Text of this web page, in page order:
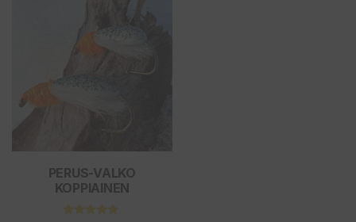
PERUS-VALKO
KOPPIAINEN
muunnelma.
Voit
valinnat
tuotteen